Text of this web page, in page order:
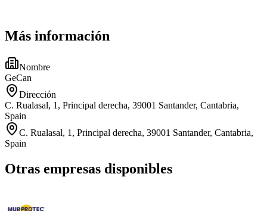
Más información
Nombre
GeCan
Dirección
C. Rualasal, 1, Principal derecha, 39001 Santander, Cantabria,
Spain
C. Rualasal, 1, Principal derecha, 39001 Santander, Cantabria,
Spain
Otras empresas disponibles